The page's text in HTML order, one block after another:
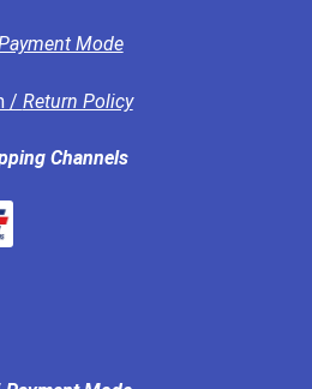
Mode
/ Return Policy
Channels